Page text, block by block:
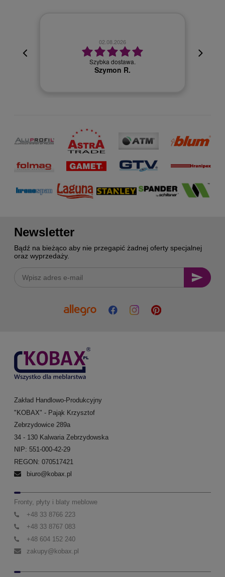
02.08.2026
Szybka dostawa.
Szymon R.
Newsletter
Bądź na bieżąco aby nie przegapić żadnej oferty specjalnej
oraz wyprzedaży.
Zakład Handlowo-Produkcyjny
"KOBAX" - Pająk Krzysztof
Zebrzydowice 289a
34 - 130 Kalwaria Zebrzydowska
NIP: 551-000-42-29
REGON: 070517421
biuro@kobax.pl
Fronty, płyty i blaty meblowe
+48 33 8766 223
+48 33 8767 083
+48 604 152 240
zakupy@kobax.pl